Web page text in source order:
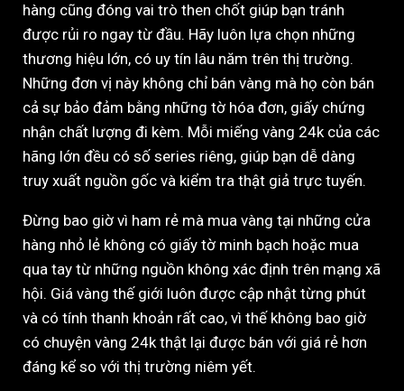
hàng cũng đóng vai trò then chốt giúp bạn tránh
được rủi ro ngay từ đầu. Hãy luôn lựa chọn những
thương hiệu lớn, có uy tín lâu năm trên thị trường.
Những đơn vị này không chỉ bán vàng mà họ còn bán
cả sự bảo đảm bằng những tờ hóa đơn, giấy chứng
nhận chất lượng đi kèm. Mỗi miếng vàng 24k của các
hãng lớn đều có số series riêng, giúp bạn dễ dàng
truy xuất nguồn gốc và kiểm tra thật giả trực tuyến.
Đừng bao giờ vì ham rẻ mà mua vàng tại những cửa
hàng nhỏ lẻ không có giấy tờ minh bạch hoặc mua
qua tay từ những nguồn không xác định trên mạng xã
hội. Giá vàng thế giới luôn được cập nhật từng phút
và có tính thanh khoản rất cao, vì thế không bao giờ
có chuyện vàng 24k thật lại được bán với giá rẻ hơn
đáng kể so với thị trường niêm yết.